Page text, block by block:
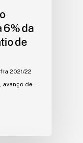
6% da
de
2021/22
avanço de…